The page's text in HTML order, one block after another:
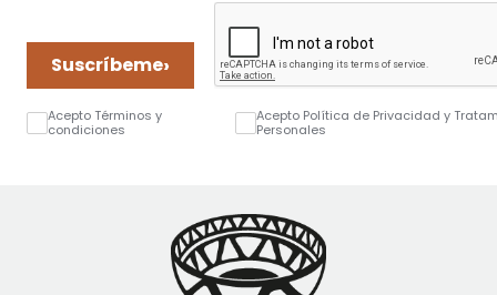
Suscríbeme›
Acepto Términos y
condiciones
Acepto Política de Privacidad y
Personales